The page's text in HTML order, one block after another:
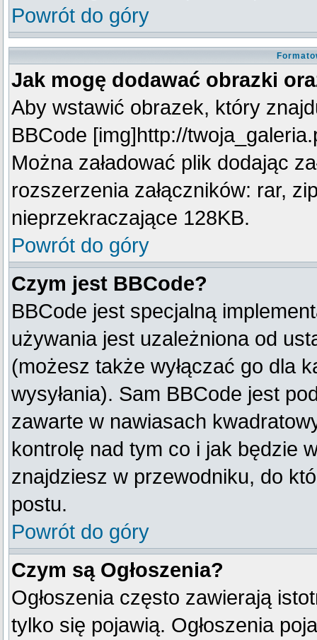
Powrót do góry
Jak mogę dodawać obrazki
Aby wstawić obrazek, który
BBCode [img]http://
Można załadować plik dodając
rozszerzenia załączników: rar,
nieprzekraczające 128KB.
Powrót do góry
Czym jest BBCode?
BBCode jest specjalną
używania jest uzależniona od
(możesz także wyłączać go dla
wysyłania). Sam BBCode jest
zawarte w nawiasach
kontrolę nad tym co i jak będzie
znajdziesz w przewodniku, do
postu.
Powrót do góry
Czym są Ogłoszenia?
Ogłoszenia często zawierają
tylko się pojawią. Ogłoszenia